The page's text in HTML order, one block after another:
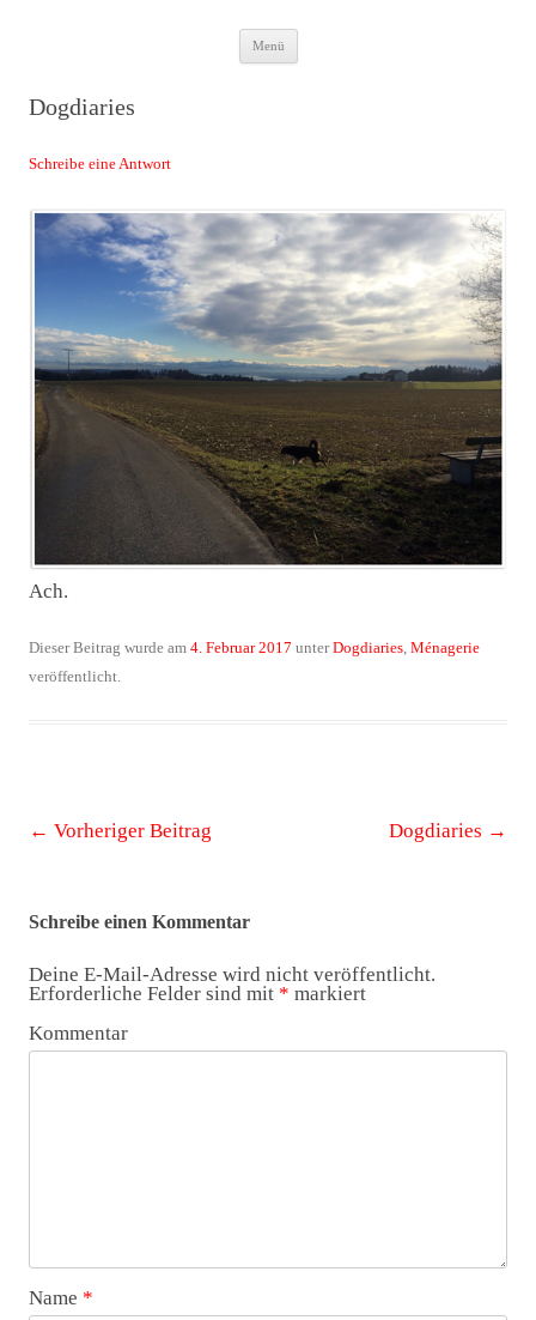
Das Neuste von JWD
Menü
Zum
Inhalt
Dogdiaries
Schreibe eine Antwort
Ach.
Dieser Beitrag wurde am 4. Februar 2017 unterDogdiaries Ménagerie
veröffentlicht.
Beitrags-
← Vorheriger Beitrag Dogdiaries →
Schreibe einen Kommentar
Deine E-Mail-Adresse wird nicht veröffentlicht.
Erforderliche Felder sind mit * markiert
Kommentar
Name *